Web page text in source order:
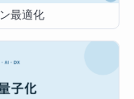
最適化